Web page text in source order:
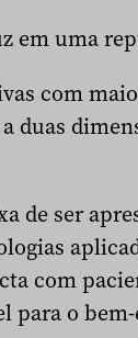
em uma
com
duas
de ser
com
o